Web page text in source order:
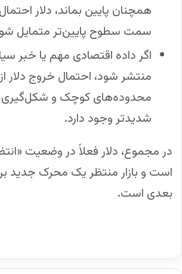
همچنان پایین بماند، دلار احتمال
سمت سطوح پایین‌تر متمایل
اگر داده اقتصادی مهم یا خبر
منتشر شود، احتمال خروج دلار
محدوده‌های کوچک و
شدیدتر وجود دارد.
در مجموع، دلار فعلاً در وضعیت
است و بازار منتظر یک محرک جدید
بعدی است.